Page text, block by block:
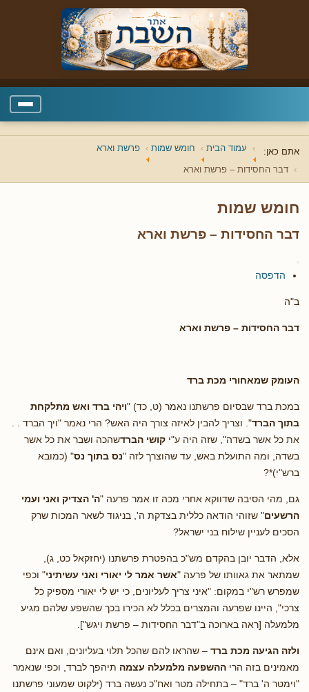
אתם כאן: עמוד הבית חומש שמות פרשת וארא
דבר החסידות – פרשת וארא
חומש שמות
דבר החסידות – פרשת וארא
הדפסה
ב"ה
דבר החסידות – פרשת וארא
העומק שמאחורי מכת ברד
במכת ברד שבסיום פרשתנו נאמר (ט, כד) "ויהי ברד ואש מתלקחת
בתוך הברד". וצריך להבין לאיזה צורך היה האש? הרי נאמר "ויך הברד . .
את כל אשר בשדה", שזה היה ע"י קושי הברדשהכה ושבר את כל אשר
בשדה, ומה התועלת באש, עד שהוצרך לזה "נס בתוך נס" (כמובא
ברש"י)*?
גם, מהי הסיבה שדווקא אחרי מכה זו אמר פרעה "ה' הצדיק ואני ועמי
הרשעים" שזוהי הודאה כללית בצדקת ה', בניגוד לשאר המכות שרק
הסכים לעניין שילוח בני ישראל?
אלא, הדבר יובן בהקדם מש"כ בהפטרת פרשתנו (יחזקאל כט, ג),
שמתאר את גאוותו של פרעה "אשר אמר לי יאורי ואני עשיתיני" וכפי
שמפרש רש"י במקום: "איני צריך לעליונים, כי יש לי יאורי מספיק כל
צרכי", היינו שפרעה והמצרים בכלל לא הכירו בכך שהשפע שלהם מגיע
מלמעלה [ראה בארוכה ב"דבר החסידות – פרשת ויגש"].
ולזה הגיעה מכת ברד – שהראו להם שהכל תלוי בעליונים, ואם אינם
מאמינים בזה הרי ההשפעה מלמעלה עצמה תיהפך לברד, וכפי שנאמר
"וימטר ה' ברד" – בתחילה מטר ואח"כ נעשה ברד (ילקוט שמעוני פרשתנו